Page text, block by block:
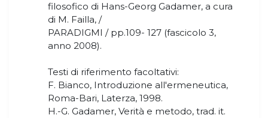
filosofico di Hans-Georg Gadamer, a cura
di M. Failla, /
PARADIGMI / pp.109- 127 (fascicolo 3,
anno 2008).
Testi di riferimento facoltativi:
F. Bianco, Introduzione all'ermeneutica,
Roma-Bari, Laterza, 1998.
H.-G. Gadamer, Verità e metodo, trad. it.